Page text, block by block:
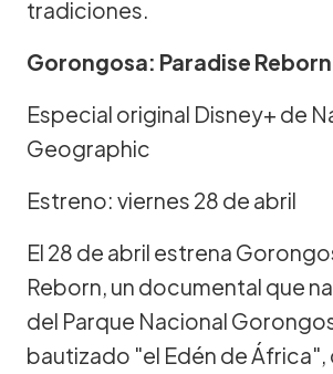
tradiciones.
Gorongosa: Paradise Reborn
Especial original Disney+ de
Geographic
Estreno: viernes 28 de abril
El 28 de abril estrena
Reborn, un documental que
del Parque Nacional
bautizado "el Edén de África",